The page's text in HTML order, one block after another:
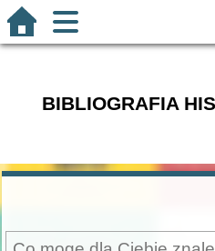
BIBLIOGRAFIA